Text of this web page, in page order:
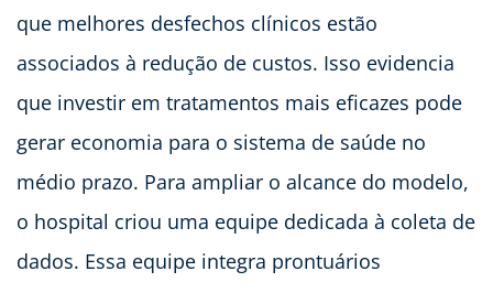
que melhores desfechos clínicos estão
associados à redução de custos. Isso evidencia
que investir em tratamentos mais eficazes pode
gerar economia para o sistema de saúde no
médio prazo. Para ampliar o alcance do modelo,
o hospital criou uma equipe dedicada à coleta de
dados. Essa equipe integra prontuários